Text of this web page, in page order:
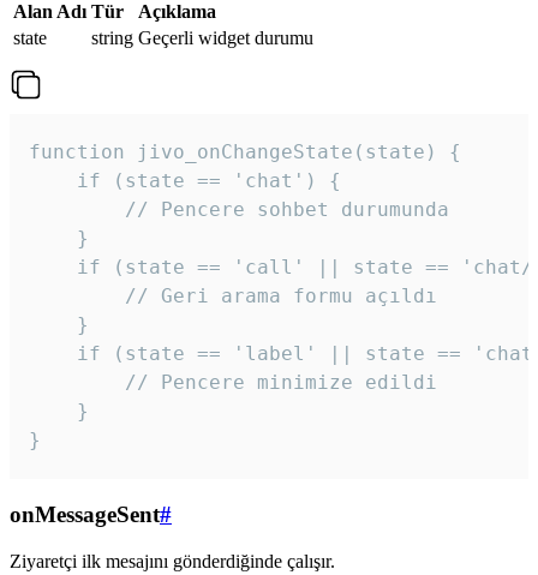
Alan Adı Tür
Açıklama
state
string Geçerli widget durumu
function jivo_onChangeState(state) {
    if (state == 'chat') {
        // Pencere sohbet durumunda
    }
if (state == 'call' || state ==
        // Geri arama formu açıldı
    }
if (state == 'label' || state ==
        // Pencere minimize edildi
    }
}
onMessageSent#
Ziyaretçi ilk mesajını gönderdiğinde çalışır.